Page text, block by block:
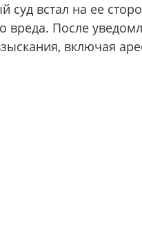
встал на ее
вреда. После
включая